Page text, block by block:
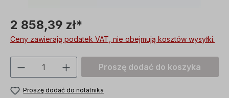
2 858,39 zł*
Ceny zawierają podatek VAT, nie obejmują kosztów wysyłki.
Ilość produktu: Proszę wprowadzić
Proszę dodać do koszyka
Proszę dodać do notatnika